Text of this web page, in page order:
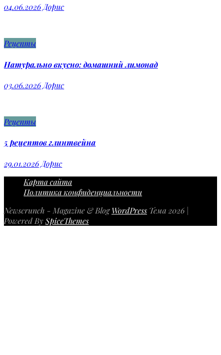
04.06.2026Дорис
Рецепты
Натурально вкусно: домашний лимонад
03.06.2026 Дорис
Рецепты
5 рецептов глинтвейна
29.01.2026 Дорис
Карта сайта
Политика конфиденциальности
Newscrunch - Magazine & BlogWordPress Тема 2026 |
Powered BySpiceThemes